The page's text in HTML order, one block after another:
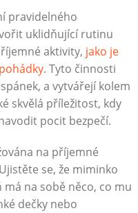
pravidelného
uklidňující rutinu
aktivity, jako je
. Tyto činnosti
a vytvářejí kolem
skvělá příležitost, kdy
pocit bezpečí.
na příjemné
se, že miminko
na sobě něco, co mu
dečky nebo